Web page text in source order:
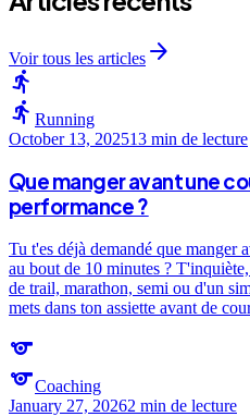
Voir tous les articles arrow_forward
directions_run
directions_run Running
October 13, 202513 min de lecture
Que manger avant une
performance ?
Tu t'es déjà demandé que manger
au bout de 10 minutes ?
de trail, marathon, semi ou d'un
mets dans ton assiette avant de
sports
sportsCoaching
January 27, 20262 min de lecture